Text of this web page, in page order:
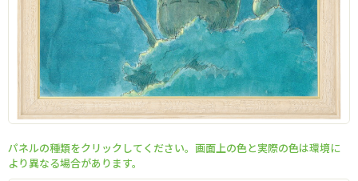
パネルの種類をクリックしてください。画面上の色と実際の色は環境に
より異なる場合があります。